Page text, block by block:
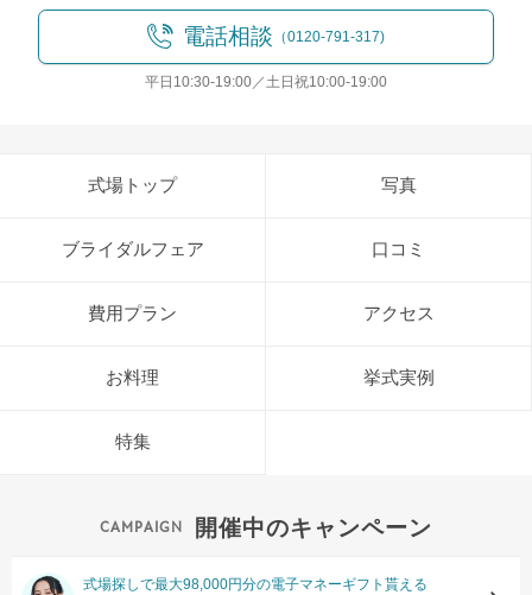
電話相談 （0120-791-317)
平日10:30-19:00／土日祝10:00-19:00
式場トップ 写真
ブライダルフェア 口コミ
費用プラン アクセス
お料理 挙式実例
特集
開催中のキャンペーン
式場探しで最大98,000円分の電子マネーギフト貰える